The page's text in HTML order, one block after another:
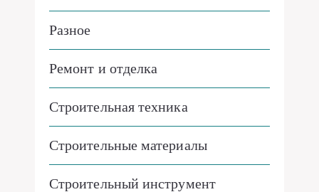
Разное
Ремонт и отделка
Строительная техника
Строительные материалы
Строительный инструмент